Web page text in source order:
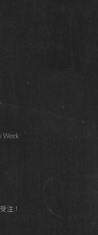
Week
注！